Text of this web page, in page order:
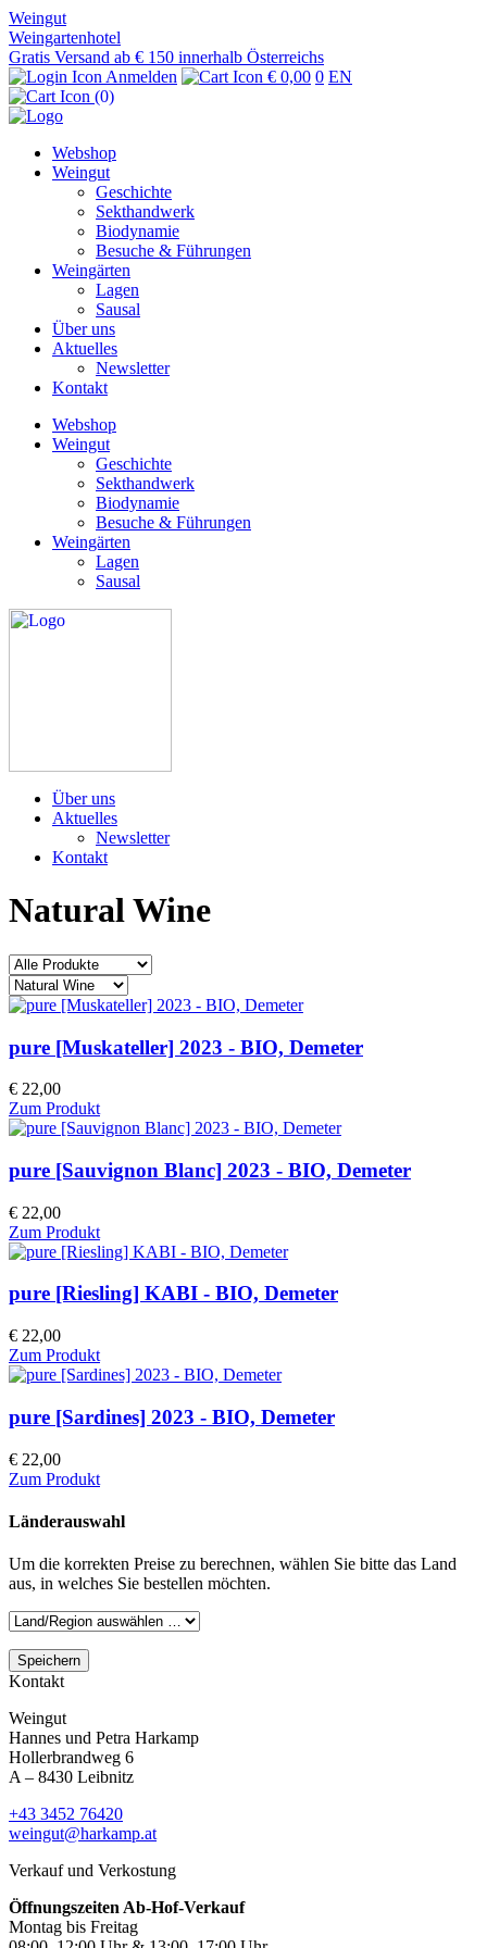
Weingut
Weingartenhotel
Gratis Versand ab € 150 innerhalb Österreichs
Anmelden
€ 0,00 0 EN
(0)
Webshop
Weingut
Geschichte
Sekthandwerk
Biodynamie
Besuche & Führungen
Weingärten
Lagen
Sausal
Über uns
Aktuelles
Newsletter
Kontakt
Webshop
Weingut
Geschichte
Sekthandwerk
Biodynamie
Besuche & Führungen
Weingärten
Lagen
Sausal
Über uns
Aktuelles
Newsletter
Kontakt
Natural Wine
pure [Muskateller] 2023 - BIO, Demeter
€ 22,00
Zum Produkt
pure [Sauvignon Blanc] 2023 - BIO, Demeter
€ 22,00
Zum Produkt
pure [Riesling] KABI - BIO, Demeter
€ 22,00
Zum Produkt
pure [Sardines] 2023 - BIO, Demeter
€ 22,00
Zum Produkt
Länderauswahl
Um die korrekten Preise zu berechnen, wählen Sie bitte das Land
aus, in welches Sie bestellen möchten.
Speichern
Kontakt
Weingut
Hannes und Petra Harkamp
Hollerbrandweg 6
A – 8430 Leibnitz
+43 3452 76420
weingut@harkamp.at
Verkauf und Verkostung
Öffnungszeiten Ab-Hof-Verkauf
Montag bis Freitag